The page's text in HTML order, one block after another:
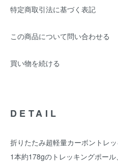
特定商取引法に基づく表記
この商品について問い合わせる
買い物を続ける
DETAIL
折りたたみ超軽量カーボントレ
1本約178gのトレッキングポー